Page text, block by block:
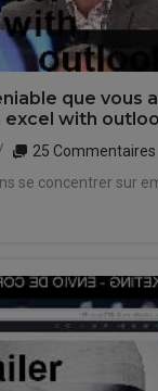
que vous
excel with
25 Commentaires
se concentrer sur